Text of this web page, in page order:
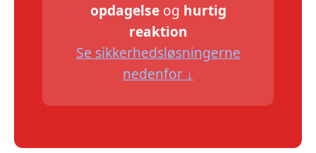
opdagelseog hurtig
reaktion
Se sikkerhedsløsningerne
nedenfor ↓